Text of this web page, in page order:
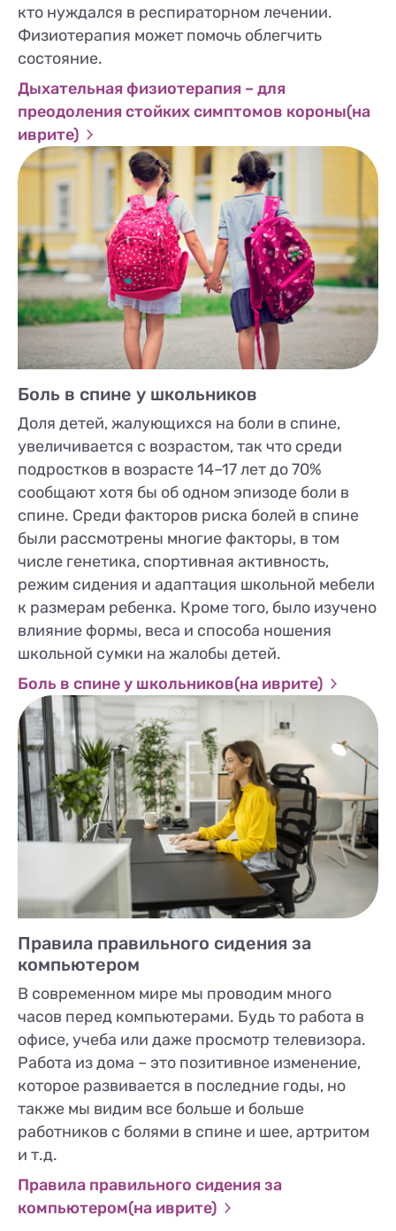
кто нуждался в респираторном лечении.
Физиотерапия может помочь облегчить
состояние.
Дыхательная физиотерапия – для
преодоления стойких симптомов короны(на
иврите)
Боль в спине у школьников
Доля детей, жалующихся на боли в спине,
увеличивается с возрастом, так что среди
подростков в возрасте 14–17 лет до 70%
сообщают хотя бы об одном эпизоде ​​боли в
спине. Среди факторов риска болей в спине
были рассмотрены многие факторы, в том
числе генетика, спортивная активность,
режим сидения и адаптация школьной мебели
к размерам ребенка. Кроме того, было изучено
влияние формы, веса и способа ношения
школьной сумки на жалобы детей.
Боль в спине у школьников(на иврите)
Правила правильного сидения за
компьютером
В современном мире мы проводим много
часов перед компьютерами. Будь то работа в
офисе, учеба или даже просмотр телевизора.
Работа из дома – это позитивное изменение,
которое развивается в последние годы, но
также мы видим все больше и больше
работников с болями в спине и шее, артритом
и т.д.
Правила правильного сидения за
компьютером(на иврите)